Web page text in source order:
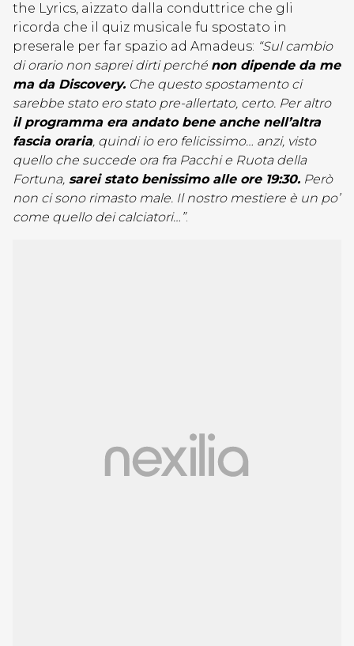
the Lyrics, aizzato dalla conduttrice che gli
ricorda che il quiz musicale fu spostato in
preserale per far spazio ad Amadeus: “Sul cambio
di orario non saprei dirti perché non dipende da me
ma da Discovery. Che questo spostamento ci
sarebbe stato ero stato pre-allertato, certo. Per altro
il programma era andato bene anche nell’altra
fascia oraria, quindi io ero felicissimo… anzi, visto
quello che succede ora fra Pacchi e Ruota della
Fortuna, sarei stato benissimo alle ore 19:30. Però
non ci sono rimasto male. Il nostro mestiere è un po’
come quello dei calciatori…”.